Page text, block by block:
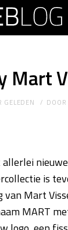
Mart
GELEDEN DOOR
is
Mart
MART